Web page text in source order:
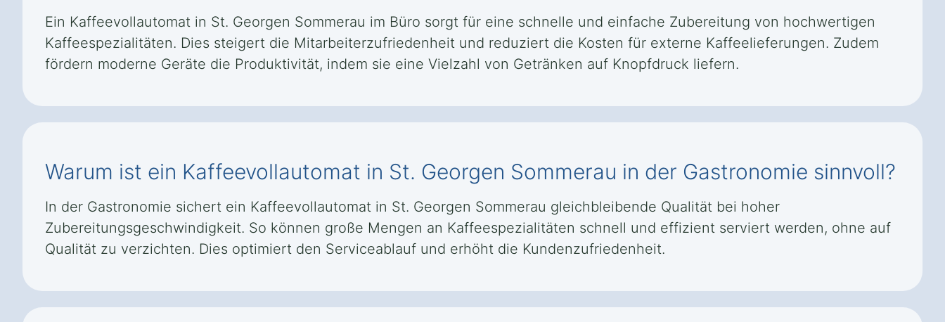
Ein Kaffeevollautomat in St. Georgen Sommerau im Büro sorgt für eine schnelle und einfache Zubereitung von hochwertigen
Kaffeespezialitäten. Dies steigert die Mitarbeiterzufriedenheit und reduziert die Kosten für externe Kaffeelieferungen. Zudem
fördern moderne Geräte die Produktivität, indem sie eine Vielzahl von Getränken auf Knopfdruck liefern.
Warum ist ein Kaffeevollautomat in St. Georgen Sommerau in der Gastronomie sinnvoll?
In der Gastronomie sichert ein Kaffeevollautomat in St. Georgen Sommerau gleichbleibende Qualität bei hoher
Zubereitungsgeschwindigkeit. So können große Mengen an Kaffeespezialitäten schnell und effizient serviert werden, ohne auf
Qualität zu verzichten. Dies optimiert den Serviceablauf und erhöht die Kundenzufriedenheit.